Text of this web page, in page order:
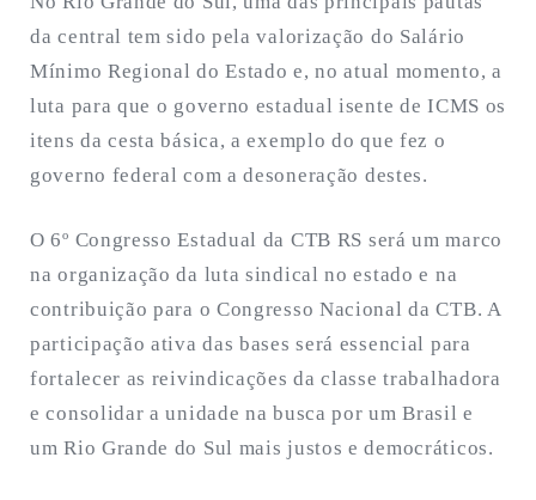
da central tem sido pela valorização do Salário
Mínimo Regional do Estado e, no atual momento, a
luta para que o governo estadual isente de ICMS os
itens da cesta básica, a exemplo do que fez o
governo federal com a desoneração destes.
O 6º Congresso Estadual da CTB RS será um marco
na organização da luta sindical no estado e na
contribuição para o Congresso Nacional da CTB. A
participação ativa das bases será essencial para
fortalecer as reivindicações da classe trabalhadora
e consolidar a unidade na busca por um Brasil e
um Rio Grande do Sul mais justos e democráticos.